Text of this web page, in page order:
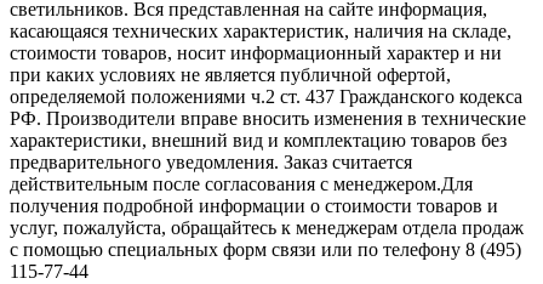
светильников. Вся представленная на сайте информация,
касающаяся технических характеристик, наличия на складе,
стоимости товаров, носит информационный характер и ни
при каких условиях не является публичной офертой,
определяемой положениями ч.2 ст. 437 Гражданского кодекса
РФ. Производители вправе вносить изменения в технические
характеристики, внешний вид и комплектацию товаров без
предварительного уведомления. Заказ считается
действительным после согласования с менеджером.Для
получения подробной информации о стоимости товаров и
услуг, пожалуйста, обращайтесь к менеджерам отдела продаж
с помощью специальных форм связи или по телефону 8 (495)
115-77-44